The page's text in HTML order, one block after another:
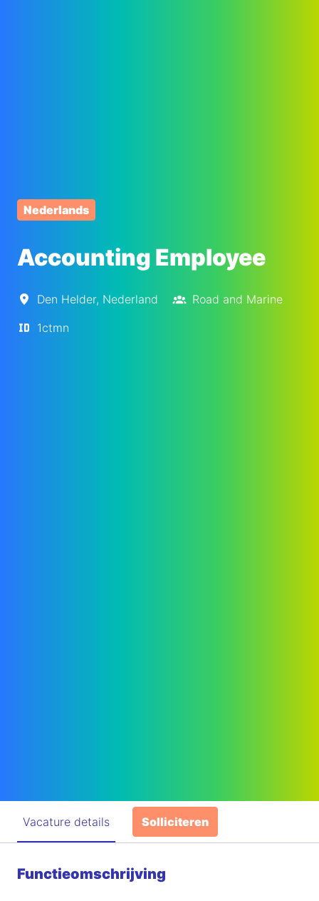
Nederlands
Accounting Employee
Den Helder, Nederland
Road and Marine
1ctmn
Vacature details Solliciteren
Functieomschrijving